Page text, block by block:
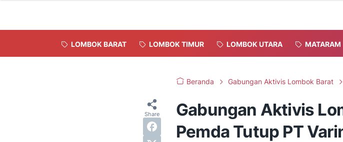
LOMBOK BARAT LOMBOK TIMUR LOMBOK UTARA MATARAM
Beranda Gabungan Aktivis Lombok Barat
Gabungan Aktivis
Pemda Tutup PT